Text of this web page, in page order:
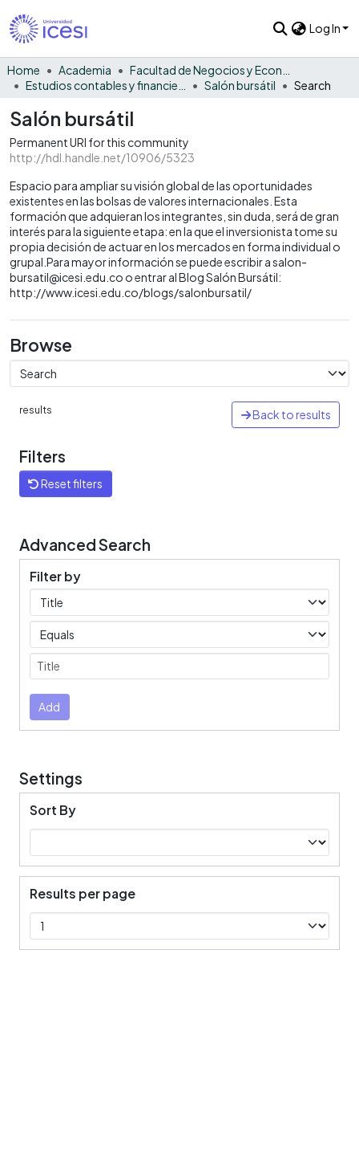
Log In
Home Academia
Salón bursátil Search
Salón bursátil
Permanent URI for this community
http://hdl.handle.net/10906/5323
Espacio para ampliar su visión global de las oportunidades
existentes en las bolsas de valores internacionales. Esta
formación que adquieran los integrantes, sin duda, será de gran
interés para la siguiente etapa: en la que el inversionista tome su
propia decisión de actuar en los mercados en forma individual o
grupal.Para mayor información se puede escribir a salon-
bursatil@icesi.edu.co o entrar al Blog Salón Bursátil:
http://www.icesi.edu.co/blogs/salonbursatil/
Browse
results Back to results
Filters
Reset filters
Advanced Search
Filter by
Filters
Operators
Submit
Add
Settings
Sort By
Results per page